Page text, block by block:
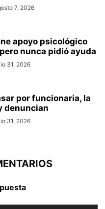
7, 2026
apoyo psicológico
nunca pidió ayuda
31, 2026
por funcionaria, la
denuncian
31, 2026